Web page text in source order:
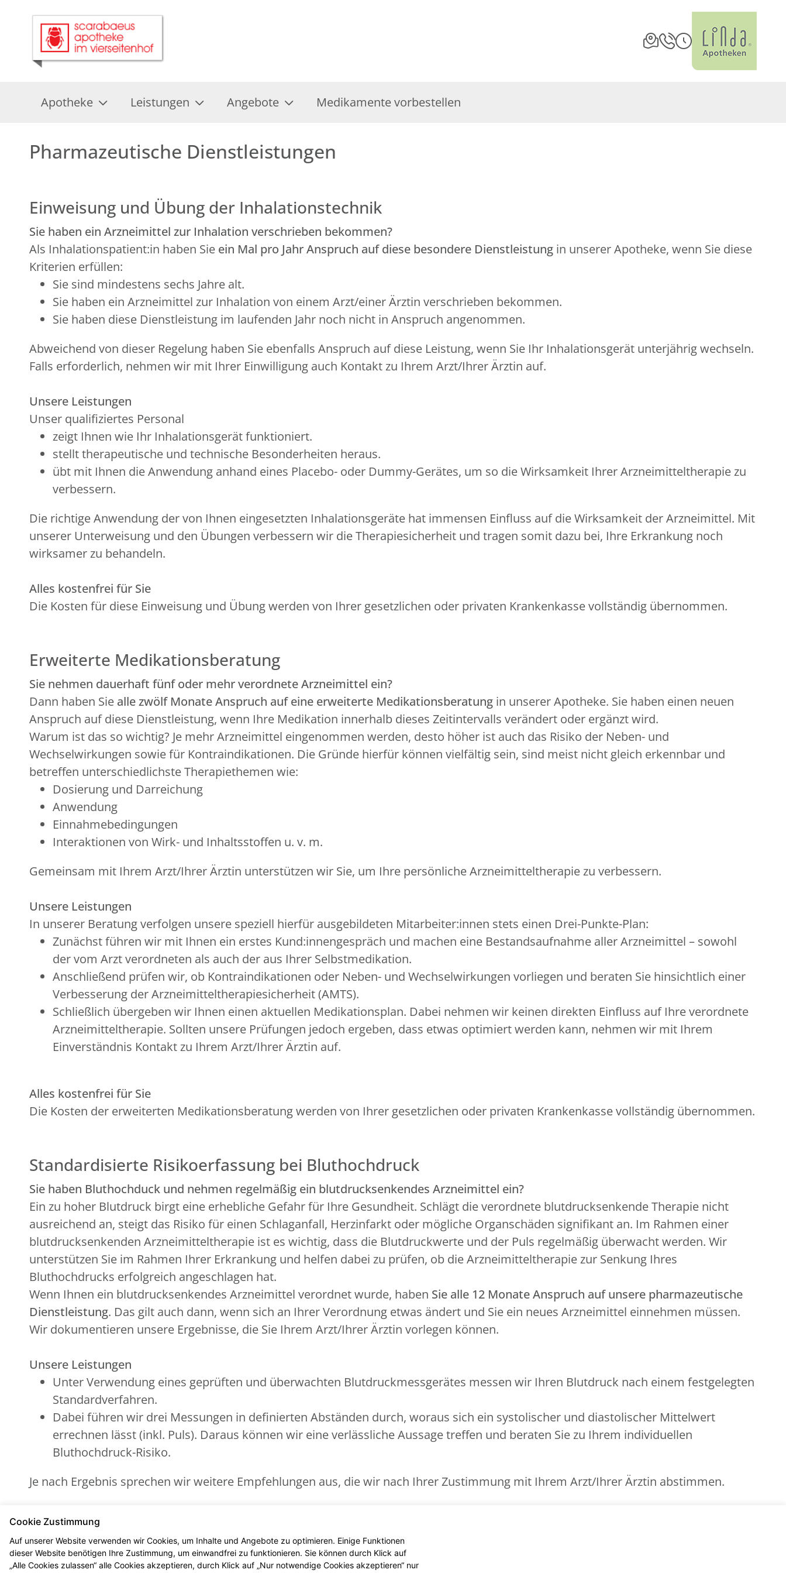
Apotheke Leistungen Angebote Medikamente vorbestellen
Pharmazeutische Dienstleistungen
Einweisung und Übung der Inhalationstechnik
Sie haben ein Arzneimittel zur Inhalation verschrieben bekommen?
Als Inhalationspatient:in haben Sie ein Mal pro Jahr Anspruch auf diese besondere Dienstleistung in unserer Apotheke, wenn Sie diese
Kriterien erfüllen:
Sie sind mindestens sechs Jahre alt.
Sie haben ein Arzneimittel zur Inhalation von einem Arzt/einer Ärztin verschrieben bekommen.
Sie haben diese Dienstleistung im laufenden Jahr noch nicht in Anspruch angenommen.
Abweichend von dieser Regelung haben Sie ebenfalls Anspruch auf diese Leistung, wenn Sie Ihr Inhalationsgerät unterjährig wechseln.
Falls erforderlich, nehmen wir mit Ihrer Einwilligung auch Kontakt zu Ihrem Arzt/Ihrer Ärztin auf.
Unsere Leistungen
Unser qualifiziertes Personal
zeigt Ihnen wie Ihr Inhalationsgerät funktioniert.
stellt therapeutische und technische Besonderheiten heraus.
übt mit Ihnen die Anwendung anhand eines Placebo- oder Dummy-Gerätes, um so die Wirksamkeit Ihrer Arzneimitteltherapie zu
verbessern.
Die richtige Anwendung der von Ihnen eingesetzten Inhalationsgeräte hat immensen Einfluss auf die Wirksamkeit der Arzneimittel. Mit
unserer Unterweisung und den Übungen verbessern wir die Therapiesicherheit und tragen somit dazu bei, Ihre Erkrankung noch
wirksamer zu behandeln.
Alles kostenfrei für Sie
Die Kosten für diese Einweisung und Übung werden von Ihrer gesetzlichen oder privaten Krankenkasse vollständig übernommen.
Erweiterte Medikationsberatung
Sie nehmen dauerhaft fünf oder mehr verordnete Arzneimittel ein?
Dann haben Sie alle zwölf Monate Anspruch auf eine erweiterte Medikationsberatung in unserer Apotheke. Sie haben einen neuen
Anspruch auf diese Dienstleistung, wenn Ihre Medikation innerhalb dieses Zeitintervalls verändert oder ergänzt wird.
Warum ist das so wichtig? Je mehr Arzneimittel eingenommen werden, desto höher ist auch das Risiko der Neben- und
Wechselwirkungen sowie für Kontraindikationen. Die Gründe hierfür können vielfältig sein, sind meist nicht gleich erkennbar und
betreffen unterschiedlichste Therapiethemen wie:
Dosierung und Darreichung
Anwendung
Einnahmebedingungen
Interaktionen von Wirk- und Inhaltsstoffen u. v. m.
Gemeinsam mit Ihrem Arzt/Ihrer Ärztin unterstützen wir Sie, um Ihre persönliche Arzneimitteltherapie zu verbessern.
Unsere Leistungen
In unserer Beratung verfolgen unsere speziell hierfür ausgebildeten Mitarbeiter:innen stets einen Drei-Punkte-Plan:
Zunächst führen wir mit Ihnen ein erstes Kund:innengespräch und machen eine Bestandsaufnahme aller Arzneimittel – sowohl
der vom Arzt verordneten als auch der aus Ihrer Selbstmedikation.
Anschließend prüfen wir, ob Kontraindikationen oder Neben- und Wechselwirkungen vorliegen und beraten Sie hinsichtlich einer
Verbesserung der Arzneimitteltherapiesicherheit (AMTS).
Schließlich übergeben wir Ihnen einen aktuellen Medikationsplan. Dabei nehmen wir keinen direkten Einfluss auf Ihre verordnete
Arzneimitteltherapie. Sollten unsere Prüfungen jedoch ergeben, dass etwas optimiert werden kann, nehmen wir mit Ihrem
Einverständnis Kontakt zu Ihrem Arzt/Ihrer Ärztin auf.
Alles kostenfrei für Sie
Die Kosten der erweiterten Medikationsberatung werden von Ihrer gesetzlichen oder privaten Krankenkasse vollständig übernommen.
Standardisierte Risikoerfassung bei Bluthochdruck
Sie haben Bluthochduck und nehmen regelmäßig ein blutdrucksenkendes Arzneimittel ein?
Ein zu hoher Blutdruck birgt eine erhebliche Gefahr für Ihre Gesundheit. Schlägt die verordnete blutdrucksenkende Therapie nicht
ausreichend an, steigt das Risiko für einen Schlaganfall, Herzinfarkt oder mögliche Organschäden signifikant an. Im Rahmen einer
blutdrucksenkenden Arzneimitteltherapie ist es wichtig, dass die Blutdruckwerte und der Puls regelmäßig überwacht werden. Wir
unterstützen Sie im Rahmen Ihrer Erkrankung und helfen dabei zu prüfen, ob die Arzneimitteltherapie zur Senkung Ihres
Bluthochdrucks erfolgreich angeschlagen hat.
Wenn Ihnen ein blutdrucksenkendes Arzneimittel verordnet wurde, haben Sie alle 12 Monate Anspruch auf unsere pharmazeutische
Dienstleistung. Das gilt auch dann, wenn sich an Ihrer Verordnung etwas ändert und Sie ein neues Arzneimittel einnehmen müssen.
Wir dokumentieren unsere Ergebnisse, die Sie Ihrem Arzt/Ihrer Ärztin vorlegen können.
Unsere Leistungen
Unter Verwendung eines geprüften und überwachten Blutdruckmessgerätes messen wir Ihren Blutdruck nach einem festgelegten
Standardverfahren.
Dabei führen wir drei Messungen in definierten Abständen durch, woraus sich ein systolischer und diastolischer Mittelwert
errechnen lässt (inkl. Puls). Daraus können wir eine verlässliche Aussage treffen und beraten Sie zu Ihrem individuellen
Bluthochdruck-Risiko.
Je nach Ergebnis sprechen wir weitere Empfehlungen aus, die wir nach Ihrer Zustimmung mit Ihrem Arzt/Ihrer Ärztin abstimmen.
Alles kostenfrei für Sie
Die Kosten der standardisierten Risikoerfassung bei Bluthochdruck werden von Ihrer gesetzlichen oder privaten Krankenkasse
vollständig übernommen.
Cookie Zustimmung
Auf unserer Website verwenden wir Cookies, um Inhalte und Angebote zu optimieren. Einige Funktionen
dieser Website benötigen Ihre Zustimmung, um einwandfrei zu funktionieren. Sie können durch Klick auf
„Alle Cookies zulassen“ alle Cookies akzeptieren, durch Klick auf „Nur notwendige Cookies akzeptieren“ nur